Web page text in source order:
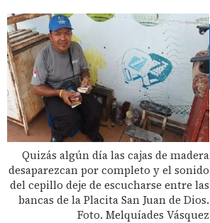
Quizás algún día las cajas de madera
desaparezcan por completo y el sonido
del cepillo deje de escucharse entre las
bancas de la Placita San Juan de Dios.
Foto. Melquíades Vásquez